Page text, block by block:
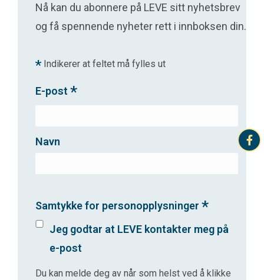
Nå kan du abonnere på LEVE sitt nyhetsbrev
og få spennende nyheter rett i innboksen din.
* Indikerer at feltet må fylles ut
E-post *
Navn
Samtykke for personopplysninger *
Jeg godtar at LEVE kontakter meg på
e-post
Du kan melde deg av når som helst ved å klikke